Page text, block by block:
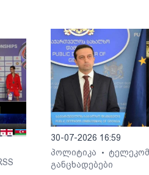
30-07-2026 16:59
პოლიტიკა
•
განცხადებები